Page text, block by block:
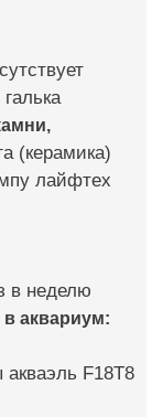
(керамика)
лайфтех
в неделю
в аквариум:
F18T8